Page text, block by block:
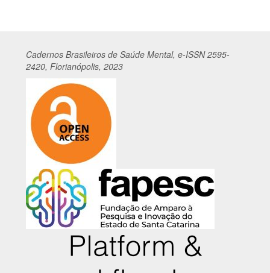
Cadernos Brasileiros de Saúde Mental, e-ISSN 2595-
2420, Florianópolis, 2023